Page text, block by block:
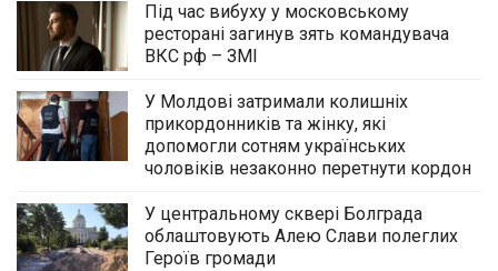
Під час вибуху у московському
ресторані загинув зять командувача
ВКС рф – ЗМІ
У Молдові затримали колишніх
прикордонників та жінку, які
допомогли сотням українських
чоловіків незаконно перетнути кордон
У центральному сквері Болграда
облаштовують Алею Слави полеглих
Героїв громади